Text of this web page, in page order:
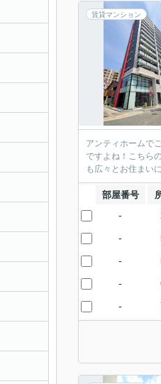
賃貸マンション
アンティホームで
ですよね！こちら
も広々とお住まい
部屋番号
-
-
-
-
-